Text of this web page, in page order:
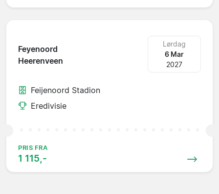
Feyenoord
Heerenveen
Lørdag
6 Mar
2027
Feijenoord Stadion
Eredivisie
PRIS FRA
1 115,-